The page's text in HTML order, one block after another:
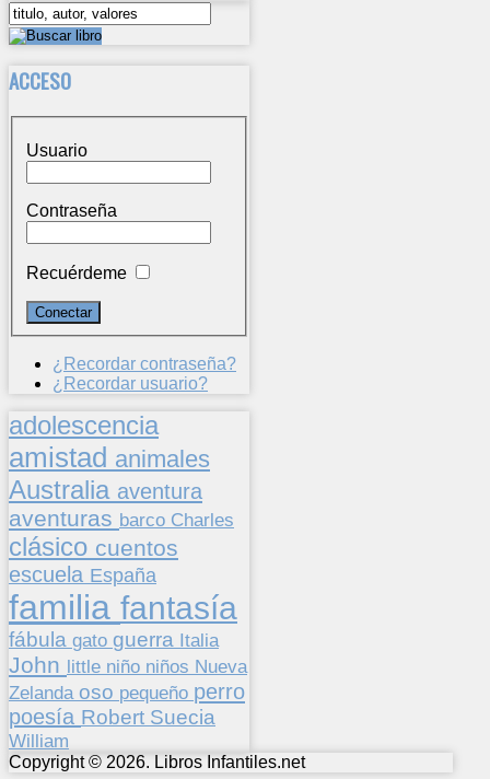
ACCESO
Usuario
Contraseña
Recuérdeme
¿Recordar contraseña?
¿Recordar usuario?
adolescencia
amistad animales
Australia aventura
aventuras barco Charles
clásico cuentos
escuela España
familia fantasía
fábula gato guerra Italia
John little niño niños Nueva
Zelanda oso pequeño perro
poesía Robert Suecia
William
Copyright © 2026. Libros Infantiles.net